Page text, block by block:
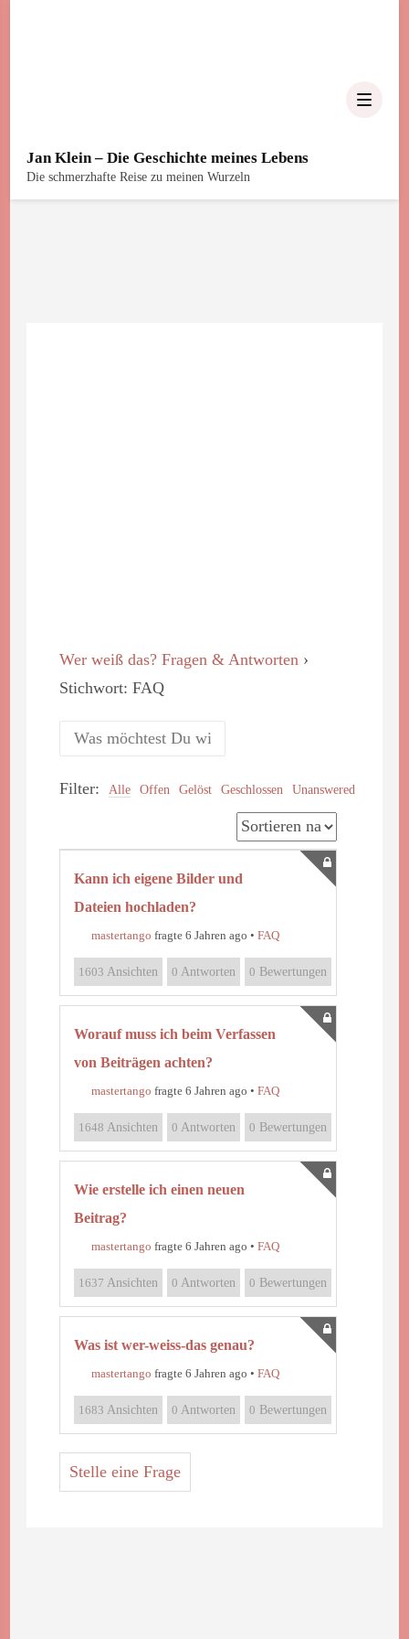
Jan Klein – Die Geschichte meines Lebens
Die schmerzhafte Reise zu meinen Wurzeln
Wer weiß das? Fragen & Antworten ›
Stichwort: FAQ
Filter: Alle Offen Gelöst Geschlossen Unanswered
Kann ich eigene Bilder und
Dateien hochladen?
mastertango fragte 6 Jahren ago • FAQ
1603 Ansichten 0 Antworten 0 Bewertungen
Worauf muss ich beim Verfassen
von Beiträgen achten?
mastertango fragte 6 Jahren ago • FAQ
1648 Ansichten 0 Antworten 0 Bewertungen
Wie erstelle ich einen neuen
Beitrag?
mastertango fragte 6 Jahren ago • FAQ
1637 Ansichten 0 Antworten 0 Bewertungen
Was ist wer-weiss-das genau?
mastertango fragte 6 Jahren ago • FAQ
1683 Ansichten 0 Antworten 0 Bewertungen
Stelle eine Frage